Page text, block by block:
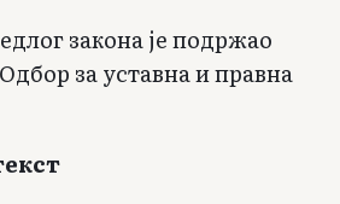
закона је подржао
за уставна и правна